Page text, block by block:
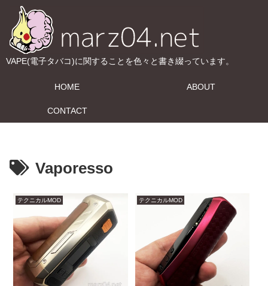
VAPE(電子タバコ)に関することを色々と書き綴っています。
HOME ABOUT
CONTACT
Vaporesso
テクニカルMOD テクニカルMOD